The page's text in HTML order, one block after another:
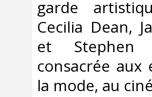
garde
Cecilia Dean,
et Stephen
consacrée aux
la mode, au